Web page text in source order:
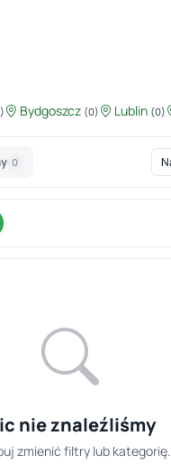
Bydgoszcz (0) Lublin (0)
0
nie znaleźliśmy
zmienić filtry lub kategorię.